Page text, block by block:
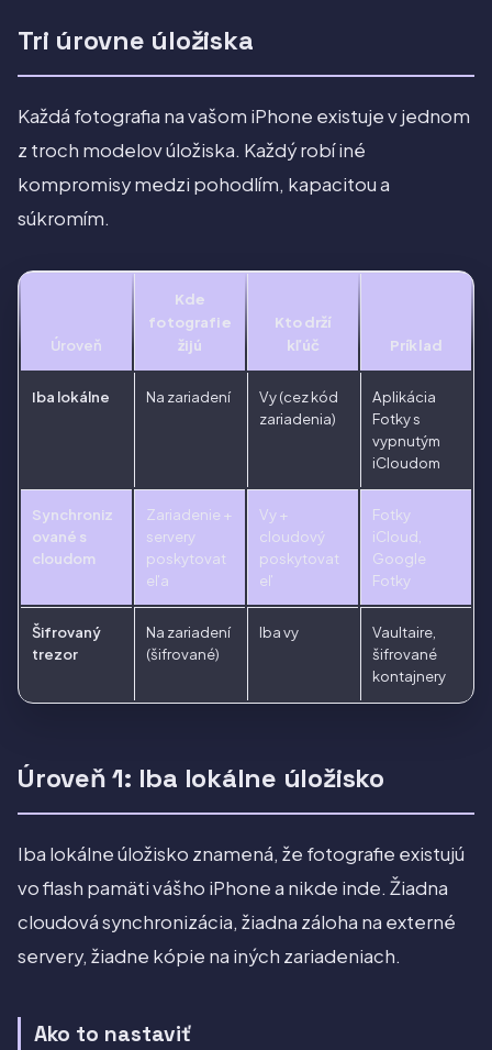
Tri úrovne úložiska
Každá fotografia na vašom iPhone existuje v jednom
z troch modelov úložiska. Každý robí iné
kompromisy medzi pohodlím, kapacitou a
súkromím.
Úroveň
Kde
fotografie
žijú
Kto drží
kľúč
Príklad
Iba lokálne Na zariadení
Vy (cez kód
zariadenia)
Aplikácia
Fotky s
vypnutým
iCloudom
Synchroniz
ované s
cloudom
Zariadenie +
servery
poskytovat
eľa
Vy +
cloudový
poskytovat
eľ
Fotky
iCloud,
Google
Fotky
Šifrovaný
trezor
Na zariadení
(šifrované)
Iba vy
Vaultaire,
šifrované
kontajnery
Úroveň 1: Iba lokálne úložisko
Iba lokálne úložisko znamená, že fotografie existujú
vo flash pamäti vášho iPhone a nikde inde. Žiadna
cloudová synchronizácia, žiadna záloha na externé
servery, žiadne kópie na iných zariadeniach.
Ako to nastaviť